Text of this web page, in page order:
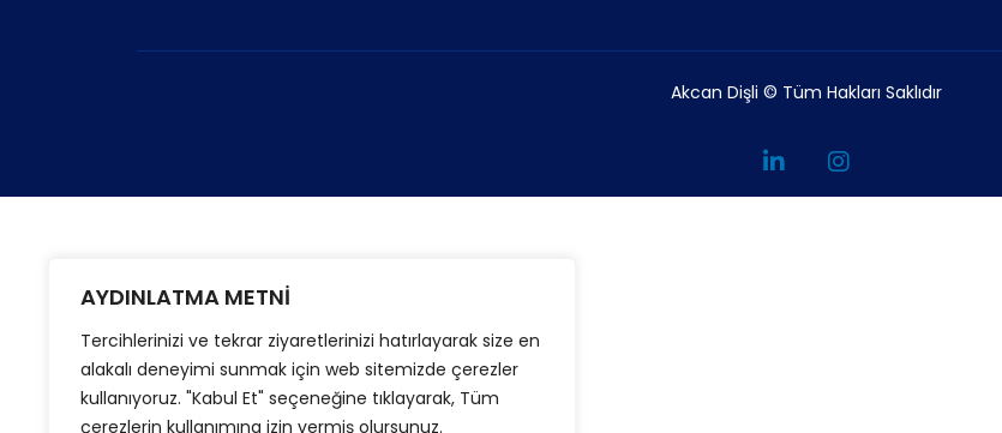
AYDINLATMA METNİ
Tercihlerinizi ve tekrar ziyaretlerinizi hatırlayarak size en
alakalı deneyimi sunmak için web sitemizde çerezler
kullanıyoruz. "Kabul Et" seçeneğine tıklayarak, Tüm
çerezlerin kullanımına izin vermiş olursunuz.
Akcan Dişli © Tüm Hakları Saklıdır